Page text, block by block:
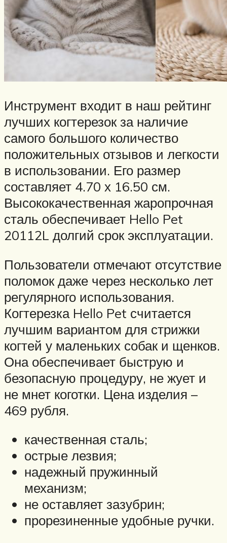
Инструмент входит в наш рейтинг
лучших когтерезок за наличие
самого большого количество
положительных отзывов и легкости
в использовании. Его размер
составляет 4.70 х 16.50 см.
Высококачественная жаропрочная
сталь обеспечивает Hello Pet
20112L долгий срок эксплуатации.
Пользователи отмечают отсутствие
поломок даже через несколько лет
регулярного использования.
Когтерезка Hello Pet считается
лучшим вариантом для стрижки
когтей у маленьких собак и щенков.
Она обеспечивает быструю и
безопасную процедуру, не жует и
не мнет коготки. Цена изделия –
469 рубля.
качественная сталь;
острые лезвия;
надежный пружинный
механизм;
не оставляет зазубрин;
прорезиненные удобные ручки.